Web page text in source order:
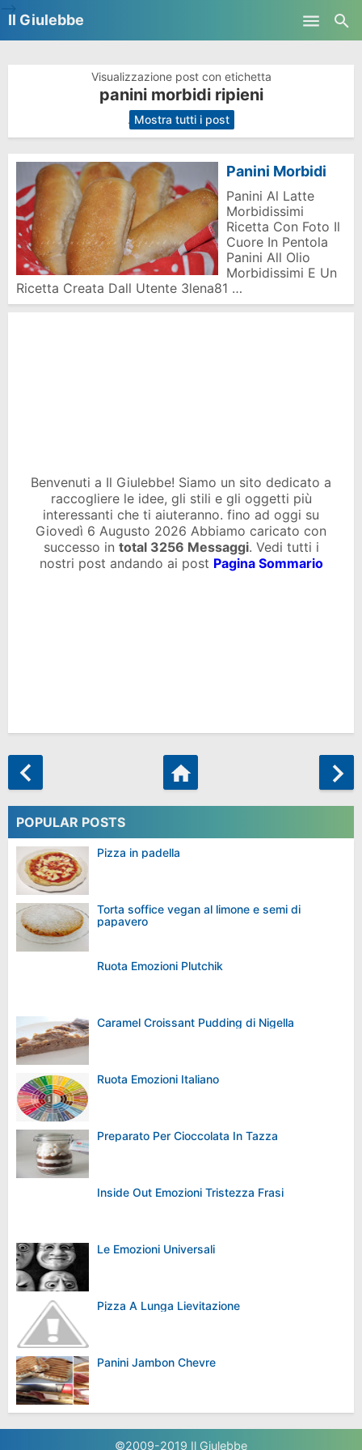
Il Giulebbe
Visualizzazione post con etichetta
panini morbidi ripieni
. Mostra tutti i post
Panini Morbidi
Panini Al Latte
Morbidissimi
Ricetta Con Foto Il
Cuore In Pentola
Panini All Olio
Morbidissimi E Un
Ricetta Creata Dall Utente 3lena81 …
Benvenuti a Il Giulebbe! Siamo un sito dedicato a
raccogliere le idee, gli stili e gli oggetti più
interessanti che ti aiuteranno. fino ad oggi su
Giovedì 6 Augusto 2026 Abbiamo caricato con
successo in total 3256 Messaggi. Vedi tutti i
nostri post andando ai post Pagina Sommario
POPULAR POSTS
Pizza in padella
Torta soffice vegan al limone e semi di
papavero
Ruota Emozioni Plutchik
Caramel Croissant Pudding di Nigella
Ruota Emozioni Italiano
Preparato Per Cioccolata In Tazza
Inside Out Emozioni Tristezza Frasi
Le Emozioni Universali
Pizza A Lunga Lievitazione
Panini Jambon Chevre
©2009-2019 Il Giulebbe